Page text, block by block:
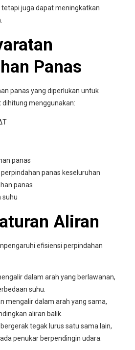
juga dapat meningkatkan
Panas
panas yang diperlukan untuk
dihitung menggunakan:
panas
panas keseluruhan
panas
suhu
Aliran
efisiensi perpindahan
dalam arah yang berlawanan,
suhu.
mengalir dalam arah yang sama,
aliran balik.
tegak lurus satu sama lain,
penukar berpendingin udara.